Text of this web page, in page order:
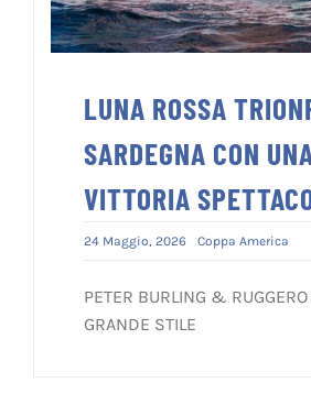
LUNA ROSSA
SARDEGNA CON
VITTORIA
24 Maggio, 2026 Coppa America
PETER BURLING & RUGGERO
GRANDE STILE